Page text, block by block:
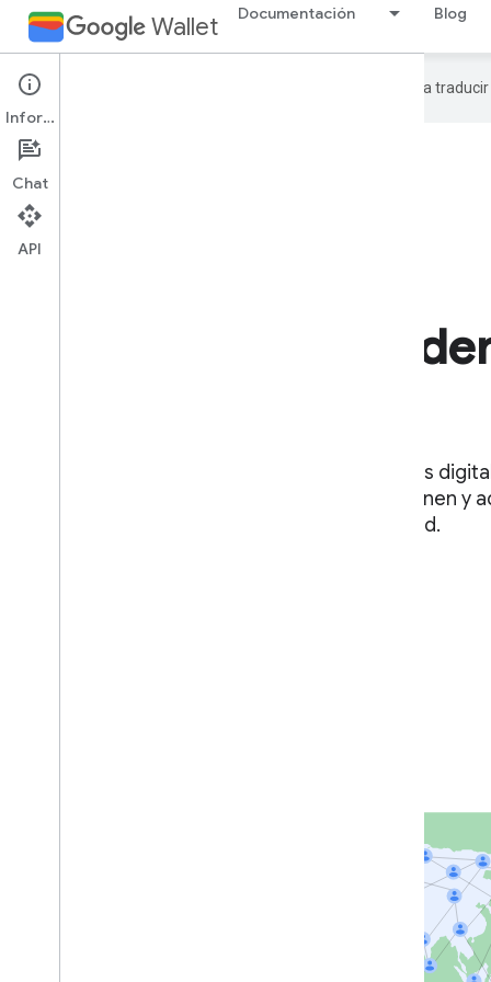
Wallet Documentación Blog
Google utiliza tecnología de IA para
API de Digital
La API de aprovisionamiento de credenciales
que los proveedores de identidad aprovisionen y
digitales en la Billetera de Google en Android.
Información
Chat
API